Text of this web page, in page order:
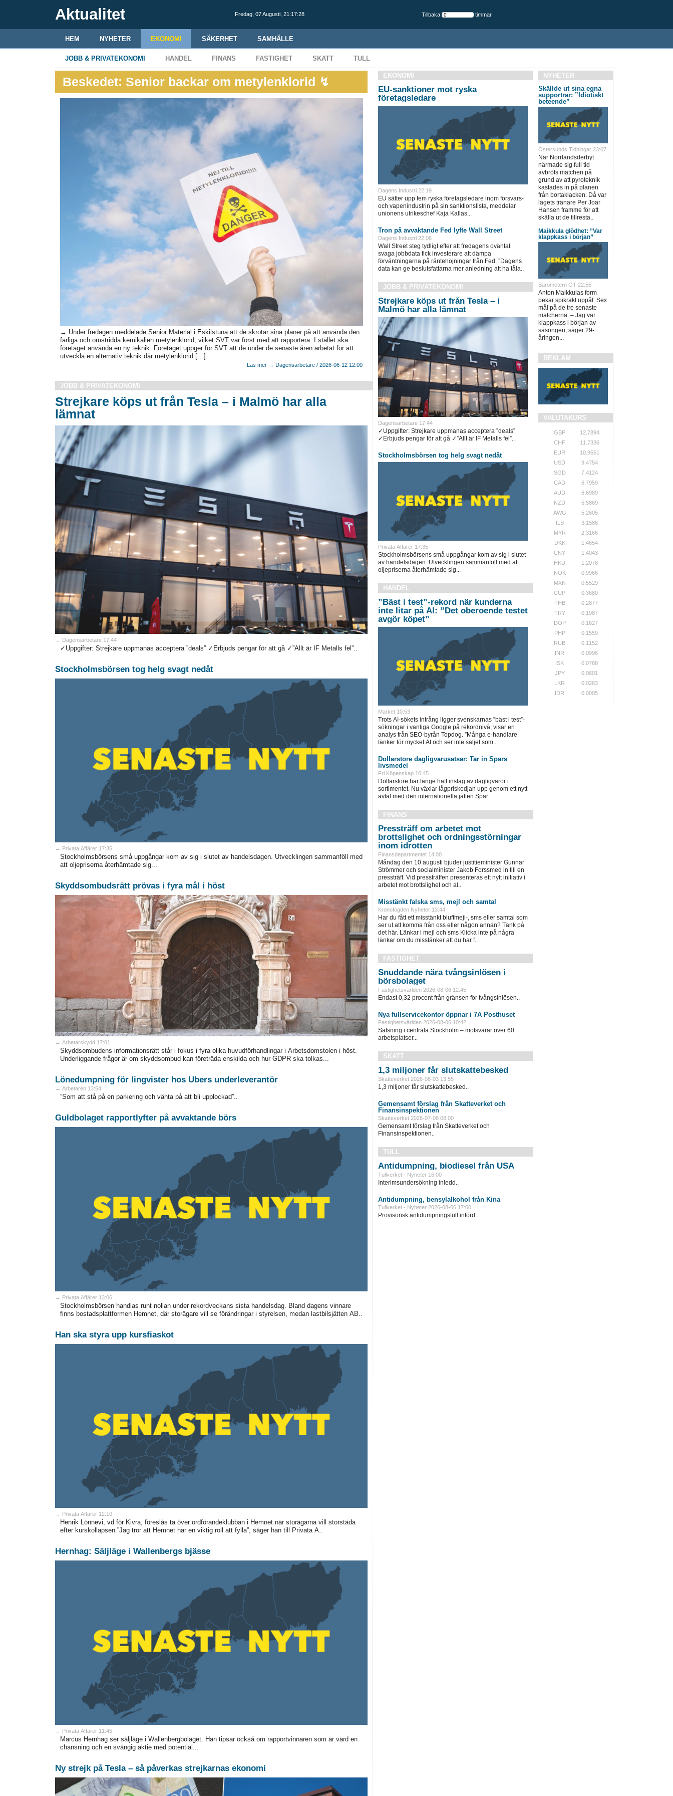
Aktualitet Fredag, 07 Augusti, 21:17:29 Tillbaka timmar
HEM NYHETER EKONOMI SÄKERHET SAMHÄLLE
JOBB & PRIVATEKONOMI HANDEL FINANS FASTIGHET SKATT TULL
Beskedet: Senior backar om metylenklorid ↯
→ Under fredagen meddelade Senior Material i Eskilstuna att de skrotar sina planer på att använda den
farliga och omstridda kemikalien metylenklorid, vilket SVT var först med att rapportera. I stället ska
företaget använda en ny teknik. Företaget uppger för SVT att de under de senaste åren arbetat för att
utveckla en alternativ teknik där metylenklorid […]..
Läs mer → Dagensarbetare / 2026-06-12 12:00
JOBB & PRIVATEKONOMI
Strejkare köps ut från Tesla – i Malmö har alla
lämnat
→ Dagensarbetare 17:44
✓Uppgifter: Strejkare uppmanas acceptera ”deals” ✓Erbjuds pengar för att gå ✓”Allt är IF Metalls fel”..
Stockholmsbörsen tog helg svagt nedåt
→ Privata Affärer 17:35
Stockholmsbörsens små uppgångar kom av sig i slutet av handelsdagen. Utvecklingen sammanföll med
att oljepriserna återhämtade sig...
Skyddsombudsrätt prövas i fyra mål i höst
→ Arbetarskydd 17:01
Skyddsombudens informationsrätt står i fokus i fyra olika huvudförhandlingar i Arbetsdomstolen i höst.
Underliggande frågor är om skyddsombud kan företräda enskilda och hur GDPR ska tolkas...
Lönedumpning för lingvister hos Ubers underleverantör
→ Arbetaren 13:54
”Som att stå på en parkering och vänta på att bli upplockad”..
Guldbolaget rapportlyfter på avvaktande börs
→ Privata Affärer 13:06
Stockholmsbörsen handlas runt nollan under rekordveckans sista handelsdag. Bland dagens vinnare
finns bostadsplattformen Hemnet, där storägare vill se förändringar i styrelsen, medan lastbilsjätten AB..
Han ska styra upp kursfiaskot
→ Privata Affärer 12:10
Henrik Lönnevi, vd för Kivra, föreslås ta över ordförandeklubban i Hemnet när storägarna vill storstäda
efter kurskollapsen.”Jag tror att Hemnet har en viktig roll att fylla”, säger han till Privata A..
Hernhag: Säljläge i Wallenbergs bjässe
→ Privata Affärer 11:45
Marcus Hernhag ser säljläge i Wallenbergbolaget. Han tipsar också om rapportvinnaren som är värd en
chansning och en svängig aktie med potential...
Ny strejk på Tesla – så påverkas strejkarnas ekonomi
EKONOMI
EU-sanktioner mot ryska
företagsledare
Dagens Industri 22:19
EU sätter upp fem ryska företagsledare inom försvars-
och vapenindustrin på sin sanktionslista, meddelar
unionens utrikeschef Kaja Kallas...
Tron på avvaktande Fed lyfte Wall Street
Dagens Industri 22:06
Wall Street steg tydligt efter att fredagens oväntat
svaga jobbdata fick investerare att dämpa
förväntningarna på räntehöjningar från Fed. ”Dagens
data kan ge beslutsfattarna mer anledning att ha tåla..
JOBB & PRIVATEKONOMI
Strejkare köps ut från Tesla – i
Malmö har alla lämnat
Dagensarbetare 17:44
✓Uppgifter: Strejkare uppmanas acceptera ”deals”
✓Erbjuds pengar för att gå ✓”Allt är IF Metalls fel”..
Stockholmsbörsen tog helg svagt nedåt
Privata Affärer 17:35
Stockholmsbörsens små uppgångar kom av sig i slutet
av handelsdagen. Utvecklingen sammanföll med att
oljepriserna återhämtade sig...
HANDEL
”Bäst i test”-rekord när kunderna
inte litar på AI: ”Det oberoende testet
avgör köpet”
Market 10:53
Trots AI-sökets intrång ligger svenskarnas ”bäst i test”-
sökningar i vanliga Google på rekordnivå, visar en
analys från SEO-byrån Topdog. ”Många e-handlare
tänker för mycket AI och ser inte säljet som..
Dollarstore dagligvarusatsar: Tar in Spars
livsmedel
Fri Köpenskap 10:45
Dollarstore har länge haft inslag av dagligvaror i
sortimentet. Nu växlar lågpriskedjan upp genom ett nytt
avtal med den internationella jätten Spar...
FINANS
Pressträff om arbetet mot
brottslighet och ordningsstörningar
inom idrotten
Finansdepartmentet 14:00
Måndag den 10 augusti bjuder justitieminister Gunnar
Strömmer och socialminister Jakob Forssmed in till en
pressträff. Vid pressträffen presenteras ett nytt initiativ i
arbetet mot brottslighet och al..
Misstänkt falska sms, mejl och samtal
Kronofogden Nyheter 13:44
Har du fått ett misstänkt bluffmejl-, sms eller samtal som
ser ut att komma från oss eller någon annan? Tänk på
det här. Länkar i mejl och sms Klicka inte på några
länkar om du misstänker att du har f..
FASTIGHET
Snuddande nära tvångsinlösen i
börsbolaget
Fastighetsvärlden 2026-08-06 12:45
Endast 0,32 procent från gränsen för tvångsinlösen..
Nya fullservicekontor öppnar i 7A Posthuset
Fastighetsvärlden 2026-08-06 10:42
Satsning i centrala Stockholm – motsvarar över 60
arbetsplatser...
SKATT
1,3 miljoner får slutskattebesked
Skatteverket 2026-08-03 13:55
1,3 miljoner får slutskattebesked..
Gemensamt förslag från Skatteverket och
Finansinspektionen
Skatteverket 2026-07-06 08:00
Gemensamt förslag från Skatteverket och
Finansinspektionen..
TULL
Antidumpning, biodiesel från USA
Tullverket - Nyheter 16:00
Interimsundersökning inledd..
Antidumpning, bensylalkohol från Kina
Tullverket - Nyheter 2026-08-06 17:00
Provisorisk antidumpningstull införd..
NYHETER
Skällde ut sina egna
supportrar: ”Idiotiskt
beteende”
Östersunds Tidningar 23:07
När Norrlandsderbyt
närmade sig full tid
avbröts matchen på
grund av att pyroteknik
kastades in på planen
från bortaklacken. Då var
lagets tränare Per Joar
Hansen framme för att
skälla ut de tillresta..
Maikkula glödhet: ”Var
klappkass i början”
Barometern OT 22:55
Anton Maikkulas form
pekar spikrakt uppåt. Sex
mål på de tre senaste
matcherna. – Jag var
klappkass i början av
säsongen, säger 29-
åringen...
REKLAM
VALUTAKURS
GBP
12.7894
CHF
11.7336
EUR
10.9551
USD
9.4754
SGD
7.4124
CAD
6.7959
AUD
6.6989
NZD
5.5869
AWG
5.2605
ILS
3.1586
MYR
2.3166
DKK
1.4654
CNY
1.4043
HKD
1.2078
NOK
0.9966
MXN
0.5529
CUP
0.3680
THB
0.2877
TRY
0.1987
DOP
0.1627
PHP
0.1559
RUB
0.1152
INR
0.0996
ISK
0.0768
JPY
0.0601
LKR
0.0283
IDR
0.0005